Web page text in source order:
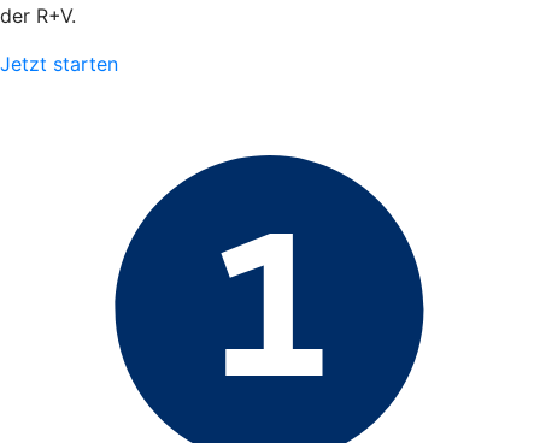
der R+V.
Jetzt starten